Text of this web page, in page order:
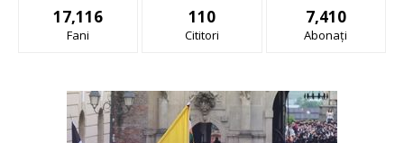
17,116
Fani
110
Cititori
7,410
Abonați